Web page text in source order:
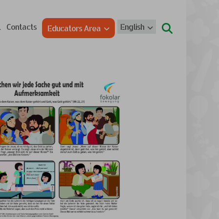
Contacts Educators Area English